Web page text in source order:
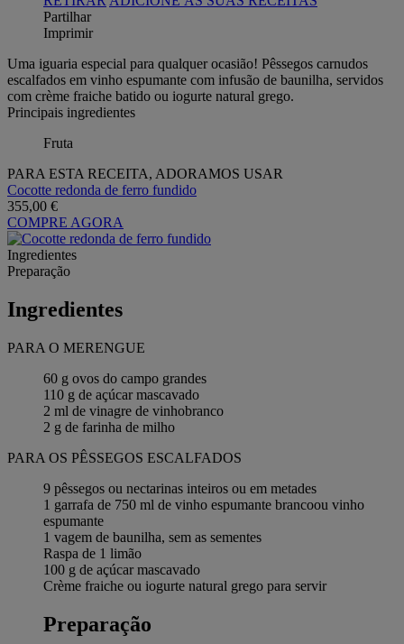
Partilhar
Imprimir
Uma iguaria especial para qualquer ocasião! Pêssegos carnudos
escalfados em vinho espumante com infusão de baunilha, servidos
com crème fraiche batido ou iogurte natural grego.
Principais ingredientes
Fruta
PARA ESTA RECEITA, ADORAMOS USAR
Cocotte redonda de ferro fundido
355,00 €
COMPRE AGORA
Ingredientes
Preparação
Ingredientes
PARA O MERENGUE
60 g ovos do campo grandes
110 g de açúcar mascavado
2 ml de vinagre de vinhobranco
2 g de farinha de milho
PARA OS PÊSSEGOS ESCALFADOS
9 pêssegos ou nectarinas inteiros ou em metades
1 garrafa de 750 ml de vinho espumante brancoou vinho
espumante
1 vagem de baunilha, sem as sementes
Raspa de 1 limão
100 g de açúcar mascavado
Crème fraiche ou iogurte natural grego para servir
Preparação